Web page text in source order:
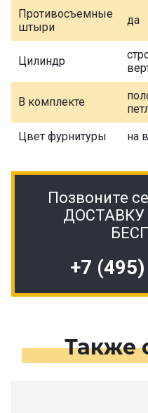
Противосъемные
штыри
да
Цилиндр
В комплекте
Цвет фурнитуры на
Позвоните
ДОСТАВКУ
+7
Также